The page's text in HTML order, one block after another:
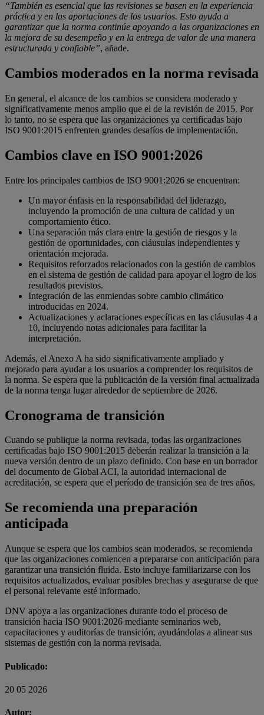
“También es esencial que las revisiones se basen en la experiencia
práctica y en las aportaciones de los usuarios. Esto ayuda a
garantizar que la norma continúe apoyando a las organizaciones en
la mejora de su desempeño y en la entrega de valor de una manera
estructurada y confiable”, añade.
Cambios moderados en la norma revisada
En general, el alcance de los cambios se considera moderado y
significativamente menos amplio que el de la revisión de 2015. Por
lo tanto, no se espera que las organizaciones ya certificadas bajo
ISO 9001:2015 enfrenten grandes desafíos de implementación.
Cambios clave en ISO 9001:2026
Entre los principales cambios de ISO 9001:2026 se encuentran:
Un mayor énfasis en la responsabilidad del liderazgo,
incluyendo la promoción de una cultura de calidad y un
comportamiento ético.
Una separación más clara entre la gestión de riesgos y la
gestión de oportunidades, con cláusulas independientes y
orientación mejorada.
Requisitos reforzados relacionados con la gestión de cambios
en el sistema de gestión de calidad para apoyar el logro de los
resultados previstos.
Integración de las enmiendas sobre cambio climático
introducidas en 2024.
Actualizaciones y aclaraciones específicas en las cláusulas 4 a
10, incluyendo notas adicionales para facilitar la
interpretación.
Además, el Anexo A ha sido significativamente ampliado y
mejorado para ayudar a los usuarios a comprender los requisitos de
la norma. Se espera que la publicación de la versión final actualizada
de la norma tenga lugar alrededor de septiembre de 2026.
Cronograma de transición
Cuando se publique la norma revisada, todas las organizaciones
certificadas bajo ISO 9001:2015 deberán realizar la transición a la
nueva versión dentro de un plazo definido. Con base en un borrador
del documento de Global ACI, la autoridad internacional de
acreditación, se espera que el período de transición sea de tres años.
Se recomienda una preparación
anticipada
Aunque se espera que los cambios sean moderados, se recomienda
que las organizaciones comiencen a prepararse con anticipación para
garantizar una transición fluida. Esto incluye familiarizarse con los
requisitos actualizados, evaluar posibles brechas y asegurarse de que
el personal relevante esté informado.
DNV apoya a las organizaciones durante todo el proceso de
transición hacia ISO 9001:2026 mediante seminarios web,
capacitaciones y auditorías de transición, ayudándolas a alinear sus
sistemas de gestión con la norma revisada.
Publicado:
20 05 2026
Autor: